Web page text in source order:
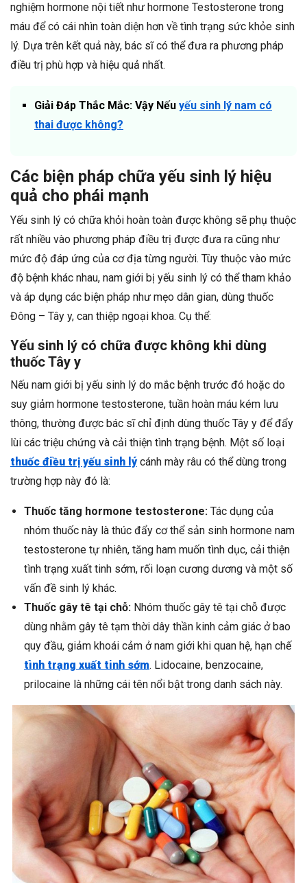
nghiệm hormone nội tiết như hormone Testosterone trong
máu để có cái nhìn toàn diện hơn về tình trạng sức khỏe sinh
lý. Dựa trên kết quả này, bác sĩ có thể đưa ra phương pháp
điều trị phù hợp và hiệu quả nhất.
Giải Đáp Thắc Mắc: Vậy Nếu yếu sinh lý nam có
thai được không?
Các biện pháp chữa yếu sinh lý hiệu
quả cho phái mạnh
Yếu sinh lý có chữa khỏi hoàn toàn được không sẽ phụ thuộc
rất nhiều vào phương pháp điều trị được đưa ra cũng như
mức độ đáp ứng của cơ địa từng người. Tùy thuộc vào mức
độ bệnh khác nhau, nam giới bị yếu sinh lý có thể tham khảo
và áp dụng các biện pháp như mẹo dân gian, dùng thuốc
Đông – Tây y, can thiệp ngoại khoa. Cụ thể:
Yếu sinh lý có chữa được không khi dùng
thuốc Tây y
Nếu nam giới bị yếu sinh lý do mắc bệnh trước đó hoặc do
suy giảm hormone testosterone, tuần hoàn máu kém lưu
thông, thường được bác sĩ chỉ định dùng thuốc Tây y để đẩy
lùi các triệu chứng và cải thiện tình trạng bệnh. Một số loại
thuốc điều trị yếu sinh lýcánh mày râu có thể dùng trong
trường hợp này đó là:
Thuốc tăng hormone testosterone: Tác dụng của
nhóm thuốc này là thúc đẩy cơ thể sản sinh hormone nam
testosterone tự nhiên, tăng ham muốn tình dục, cải thiện
tình trạng xuất tinh sớm, rối loạn cương dương và một số
vấn đề sinh lý khác.
Thuốc gây tê tại chỗ: Nhóm thuốc gây tê tại chỗ được
dùng nhằm gây tê tạm thời dây thần kinh cảm giác ở bao
quy đầu, giảm khoái cảm ở nam giới khi quan hệ, hạn chế
tình trạng xuất tinh sớm. Lidocaine, benzocaine,
prilocaine là những cái tên nổi bật trong danh sách này.